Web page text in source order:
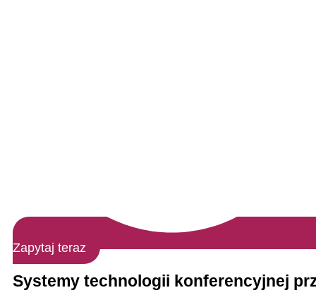
Zapytaj teraz
Systemy technologii konferencyjnej